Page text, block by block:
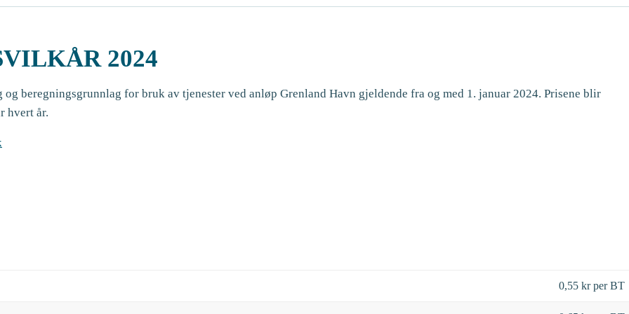
2024
beregningsgrunnlag for bruk av tjenester ved anløp Grenland Havn gjeldende fra og med 1. januar 2024. Prisene blir
hvert år.
0,55 kr per BT